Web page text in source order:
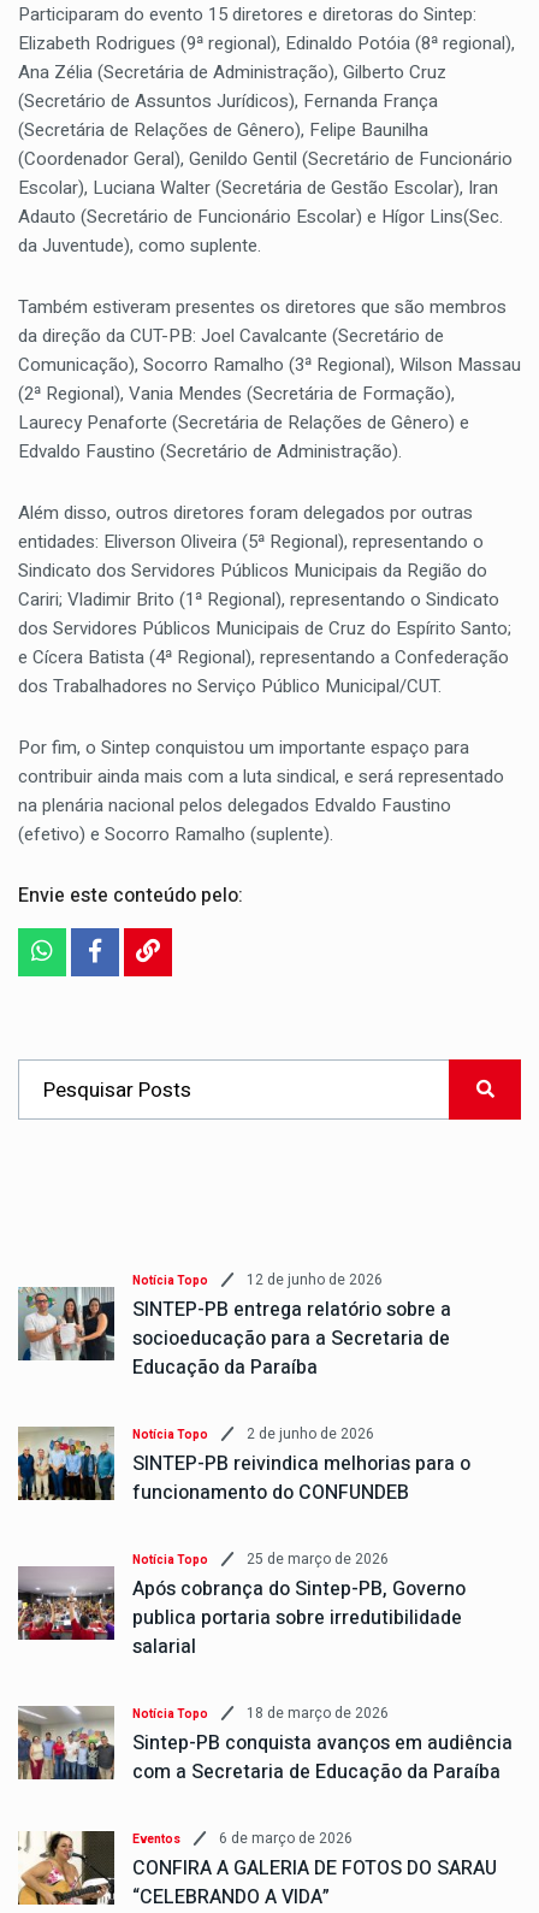
Participaram do evento 15 diretores e diretoras do Sintep:
Elizabeth Rodrigues (9ª regional), Edinaldo Potóia (8ª regional),
Ana Zélia (Secretária de Administração), Gilberto Cruz
(Secretário de Assuntos Jurídicos), Fernanda França
(Secretária de Relações de Gênero), Felipe Baunilha
(Coordenador Geral), Genildo Gentil (Secretário de Funcionário
Escolar), Luciana Walter (Secretária de Gestão Escolar), Iran
Adauto (Secretário de Funcionário Escolar) e Hígor Lins(Sec.
da Juventude), como suplente.
Também estiveram presentes os diretores que são membros
da direção da CUT-PB: Joel Cavalcante (Secretário de
Comunicação), Socorro Ramalho (3ª Regional), Wilson Massau
(2ª Regional), Vania Mendes (Secretária de Formação),
Laurecy Penaforte (Secretária de Relações de Gênero) e
Edvaldo Faustino (Secretário de Administração).
Além disso, outros diretores foram delegados por outras
entidades: Eliverson Oliveira (5ª Regional), representando o
Sindicato dos Servidores Públicos Municipais da Região do
Cariri; Vladimir Brito (1ª Regional), representando o Sindicato
dos Servidores Públicos Municipais de Cruz do Espírito Santo;
e Cícera Batista (4ª Regional), representando a Confederação
dos Trabalhadores no Serviço Público Municipal/CUT.
Por fim, o Sintep conquistou um importante espaço para
contribuir ainda mais com a luta sindical, e será representado
na plenária nacional pelos delegados Edvaldo Faustino
(efetivo) e Socorro Ramalho (suplente).
Envie este conteúdo pelo:
Notícia Topo 12 de junho de 2026
SINTEP-PB entrega relatório sobre a
socioeducação para a Secretaria de
Educação da Paraíba
Notícia Topo 2 de junho de 2026
SINTEP-PB reivindica melhorias para o
funcionamento do CONFUNDEB
Notícia Topo 25 de março de 2026
Após cobrança do Sintep-PB, Governo
publica portaria sobre irredutibilidade
salarial
Notícia Topo 18 de março de 2026
Sintep-PB conquista avanços em audiência
com a Secretaria de Educação da Paraíba
Eventos 6 de março de 2026
CONFIRA A GALERIA DE FOTOS DO SARAU
“CELEBRANDO A VIDA”